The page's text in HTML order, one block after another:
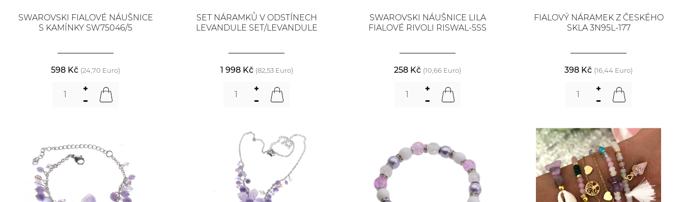
SWAROVSKI FIALOVÉ NÁUŠNICE
S KAMÍNKY SW75046/5
598 Kč (24,70 Euro)
SET NÁRAMKŮ V ODSTÍNECH
LEVANDULE SET/LEVANDULE
1 998 Kč (82,53 Euro)
SWAROVSKI NÁUŠNICE LILA
FIALOVÉ RIVOLI RISWAL-5SS
258 Kč (10,66 Euro)
FIALOVÝ NÁRAMEK Z ČESKÉHO
SKLA 3N95L-177
398 Kč (16,44 Euro)